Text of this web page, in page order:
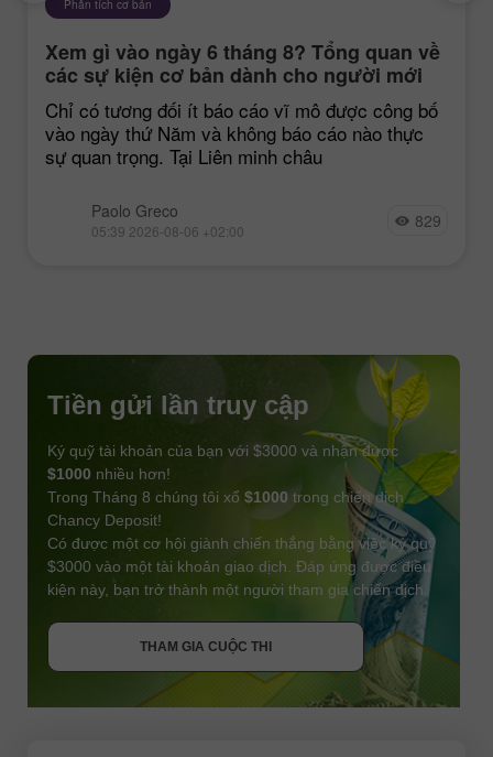
Phân tích cơ bản
Xem gì vào ngày 6 tháng 8? Tổng quan về
các sự kiện cơ bản dành cho người mới
bắt đầu
Chỉ có tương đối ít báo cáo vĩ mô được công bố
vào ngày thứ Năm và không báo cáo nào thực
sự quan trọng. Tại Liên minh châu
Paolo Greco
05:39 2026-08-06 +02:00 829
THAM GIA CUỘC THI
Tiền gửi lần truy cập
Ký quỹ tài khoản của bạn với $3000 và nhận được
$1000 nhiều hơn!
Trong Tháng 8 chúng tôi xổ $1000 trong chiến dịch
Chancy Deposit!
Có được một cơ hội giành chiến thắng bằng việc ký quỹ
$3000 vào một tài khoản giao dịch. Đáp ứng được điều
kiện này, bạn trở thành một người tham gia chiến dịch.
THAM GIA CUỘC THI
NHẬN THƯỞNG